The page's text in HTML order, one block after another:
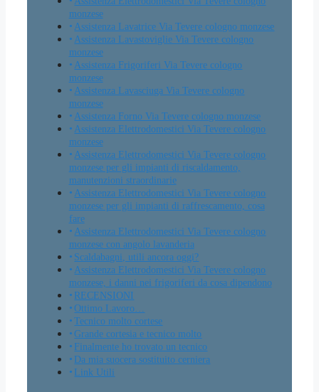
monzese
Assistenza Lavatrice Via Tevere cologno monzese
Assistenza Lavastoviglie Via Tevere cologno
monzese
Assistenza Frigoriferi Via Tevere cologno
monzese
Assistenza Lavasciuga Via Tevere cologno
monzese
Assistenza Forno Via Tevere cologno monzese
Assistenza Elettrodomestici Via Tevere cologno
monzese
Assistenza Elettrodomestici Via Tevere cologno
monzese per gli impianti di riscaldamento,
manutenzioni straordinarie
Assistenza Elettrodomestici Via Tevere cologno
monzese per gli impianti di raffrescamento, cosa
fare
Assistenza Elettrodomestici Via Tevere cologno
monzese con angolo lavanderia
Scaldabagni, utili ancora oggi?
Assistenza Elettrodomestici Via Tevere cologno
monzese, i danni nei frigoriferi da cosa dipendono
RECENSIONI
Ottimo Lavoro…
Tecnico molto cortese
Grande cortesia e tecnico molto
Finalmente ho trovato un tecnico
Da mia suocera sostituito cerniera
Link Utili